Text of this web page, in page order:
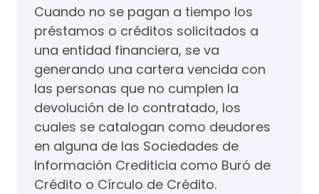
Cuando no se pagan a tiempo los
préstamos o créditos solicitados a
una entidad financiera, se va
generando una cartera vencida con
las personas que no cumplen la
devolución de lo contratado, los
cuales se catalogan como deudores
en alguna de las Sociedades de
Información Crediticia como Buró de
Crédito o Círculo de Crédito.